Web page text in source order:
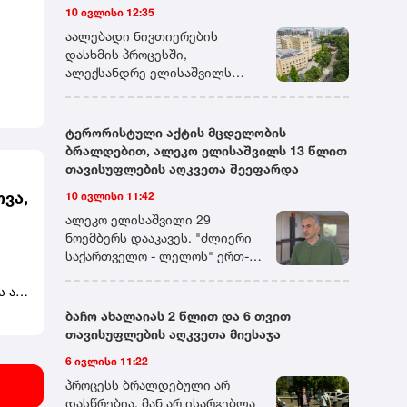
არ
სასამართლოს კანონით
დადგენილ ვადაში მიმართავს.
10 ივლისი 12:35
აალებადი ნივთიერების
დასხმის პროცესში,
ალექსანდრე ელისაშვილს
მიუსწრეს. ერთ-ერთი
მანდატურის დანახვისთანავე,
ალექსანდრე ელისაშვილი
ცემა. დაკავების პროცესში,
მანდატურის სამსახურის სამი
თანამშრომელი ცდილობდა
ალექსანდრე ელისაშვილის
ცეცხლის წაკიდების
საშუალების მოსპობას და
განიარაღებას. თავდამსხმელი,
თავის მხრივ, ცდილობდა
ცეცხლსასროლი იარაღის
ამოღებას და გამოყენებას.
ტერორისტული აქტის მცდელობის
ბრალდებით, ალეკო ელისაშვილს 13 წლით
თავისუფლების აღკვეთა შეეფარდა
10 ივლისი 11:42
ალეკო ელისაშვილი 29
ნოემბერს დააკავეს. "ძლიერი
საქართველო - ლელოს" ერთ-
პროკურატურამ 30 ნოემბერს
ელისაშვილს თბილისის
ტერორისტული აქტის ჩადენის
მცდელობის ფაქტზე,
საქართველოს სისხლის
ბაჩო ახალაიას 2 წლით და 6 თვით
თავისუფლების აღკვეთა მიესაჯა
6 ივლისი 11:22
პროცესს ბრალდებული არ
დასწრებია, მან არ ისარგებლა